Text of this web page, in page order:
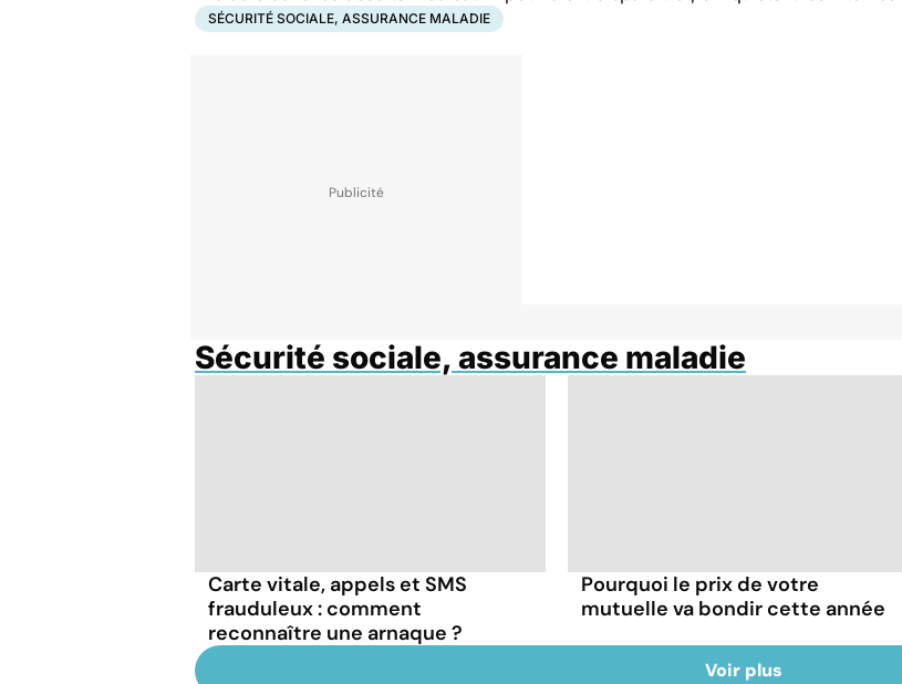
SÉCURITÉ SOCIALE, ASSURANCE MALADIE
Sécurité sociale, assurance maladie
Carte vitale, appels et SMS
frauduleux : comment
reconnaître une arnaque ?
Pourquoi le prix de votre
mutuelle va bondir cette année
Voir plus